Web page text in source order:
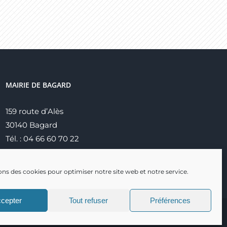
des cookies pour optimiser notre site web et notre service.
Tout refuser Préférences
MAIRIE DE BAGARD
159 route d’Alès
30140 Bagard
Tél. : 04 66 60 70 22